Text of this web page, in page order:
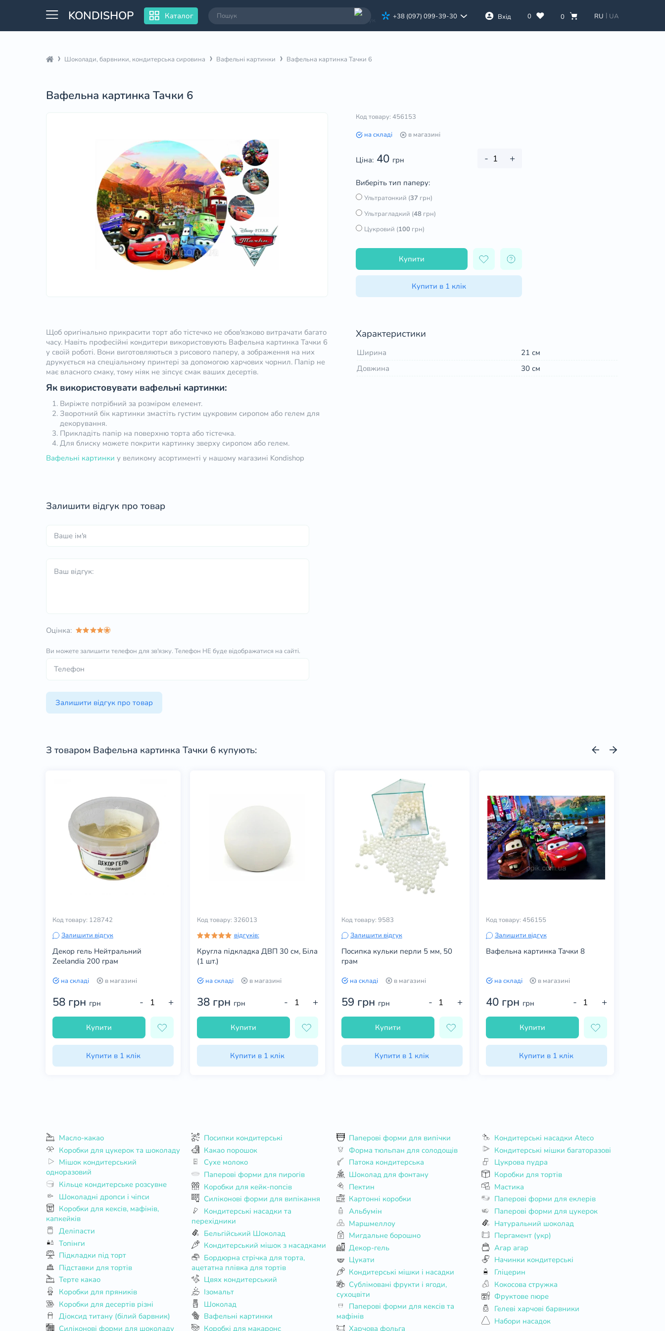
KONDISHOP Каталог +38 (097) 099-39-30 Вхід 0 0 RU | UA
Шоколади, барвники, кондитерська сировина Вафельні картинки Вафельна картинка Тачки 6
Вафельна картинка Тачки 6
Код товару: 456153
на складі в магазині
Ціна: 40 грн - +
Виберіть тип паперу:
Ультратонкий (37 грн)
Ультрагладкий (48грн)
Цукровий (100грн)
Купити
Купити в 1 клік
Щоб оригінально прикрасити торт або тістечко не обов'язково витрачати багато
часу. Навіть професійні кондитери використовують Вафельна картинка Тачки 6
у своїй роботі. Вони виготовляються з рисового паперу, а зображення на них
друкується на спеціальному принтері за допомогою харчових чорнил. Папір не
має власного смаку, тому ніяк не зіпсує смак ваших десертів.
Як використовувати вафельні картинки:
Виріжте потрібний за розміром елемент.
Зворотний бік картинки змастіть густим цукровим сиропом або гелем для
декорування.
Прикладіть папір на поверхню торта або тістечка.
Для блиску можете покрити картинку зверху сиропом або гелем.
Вафельні картинки у великому асортименті у нашому магазині Kondishop
Характеристики
Ширина
21 см
Довжина
30 см
Залишити відгук про товар
Оцінка:
Ви можете залишити телефон для зв'язку.Телефон НЕ буде відображатися на сайті.
Залишити відгук про товар
З товаром Вафельна картинка Тачки 6 купують:
Код товару: 128742
Залишити відгук
Декор гель Нейтральний
Zeelandia 200 грам
на складі в магазині
58 грн грн - +
Купити
Купити в 1 клік
Код товару: 326013
відгуків:
Кругла підкладка ДВП 30 см, Біла
(1 шт.)
на складі в магазині
38 грн грн - +
Купити
Купити в 1 клік
Код товару: 9583
Залишити відгук
Посипка кульки перли 5 мм, 50
грам
на складі в магазині
59 грн грн - +
Купити
Купити в 1 клік
Код товару: 456155
Залишити відгук
Вафельна картинка Тачки 8
на складі в магазині
40 грн грн - +
Купити
Купити в 1 клік
Масло-какао
Коробки для цукерок та шоколаду
одноразовий
Кільце кондитерське розсувне
Шоколадні дропси і чіпси
капкейків
Деліпасти
Топінги
Підкладки під торт
Підставки для тортів
Терте какао
Коробки для пряників
Коробки для десертів різні
Діоксид титану (білий барвник)
Силіконові форми для шоколаду
Посипки кондитерські
Какао порошок
Сухе молоко
Паперові форми для пирогів
Коробки для кейк-попсів
Силіконові форми для випікання
перехідники
Бельгійський Шоколад
Кондитерський мішок з насадками
ацетатна плівка для тортів
Цвях кондитерський
Ізомальт
Шоколад
Вафельні картинки
Коробкі для макаронс
Паперові форми для випічки
Форма тюльпан для солодощів
Патока кондитерська
Шоколад для фонтану
Пектин
Картонні коробки
Альбумін
Маршмеллоу
Мигдальне борошно
Декор-гель
Цукати
Кондитерські мішки і насадки
сухоцвіти
мафінів
Харчова фольга
Кондитерські насадки Ateco
Кондитерські мішки багаторазові
Цукрова пудра
Коробки для тортів
Мастика
Паперові форми для еклерів
Паперові форми для цукерок
Натуральний шоколад
Пергамент (укр)
Агар агар
Начинки кондитерські
Гліцерин
Кокосова стружка
Фруктове пюре
Гелеві харчові барвники
Набори насадок